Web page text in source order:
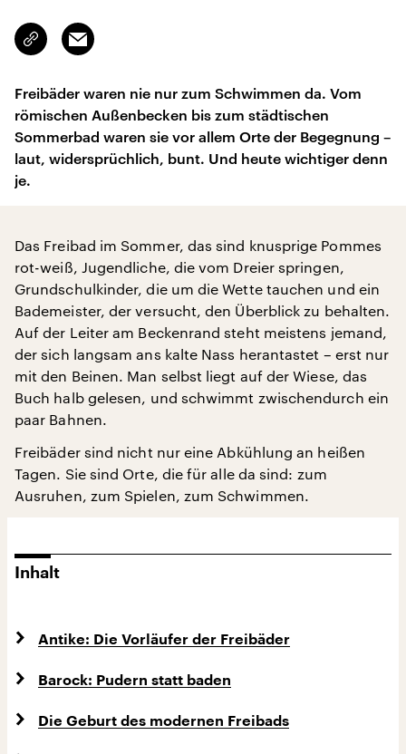
Link
kopieren/teilen
Email
Freibäder waren nie nur zum Schwimmen da. Vom
römischen Außenbecken bis zum städtischen
Sommerbad waren sie vor allem Orte der Begegnung –
laut, widersprüchlich, bunt. Und heute wichtiger denn
je.
Das Freibad im Sommer, das sind knusprige Pommes
rot-weiß, Jugendliche, die vom Dreier springen,
Grundschulkinder, die um die Wette tauchen und ein
Bademeister, der versucht, den Überblick zu behalten.
Auf der Leiter am Beckenrand steht meistens jemand,
der sich langsam ans kalte Nass herantastet – erst nur
mit den Beinen. Man selbst liegt auf der Wiese, das
Buch halb gelesen, und schwimmt zwischendurch ein
paar Bahnen.
Freibäder sind nicht nur eine Abkühlung an heißen
Tagen. Sie sind Orte, die für alle da sind: zum
Ausruhen, zum Spielen, zum Schwimmen.
Inhalt
Antike: Die Vorläufer der Freibäder
Barock: Pudern statt baden
Die Geburt des modernen Freibads